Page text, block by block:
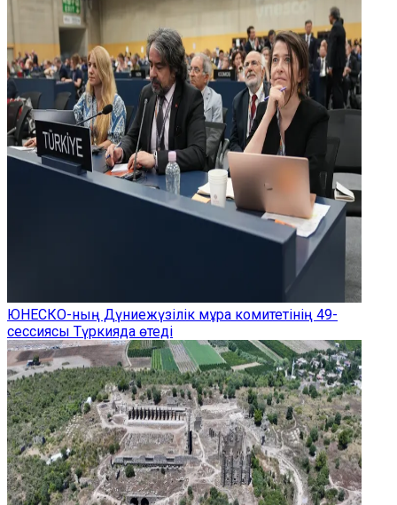
ЮНЕСКО-ның Дүниежүзілік мұра комитетінің 49-
сессиясы Түркияда өтеді